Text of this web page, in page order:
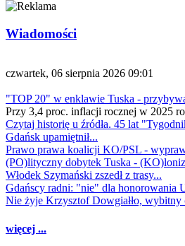
Wiadomości
czwartek, 06 sierpnia 2026 09:01
"TOP 20" w enklawie Tuska -
Przy 3,4 proc. inflacji rocznej w 2025
Czytaj historię u źródła. 45 lat
Gdańsk upamiętnił...
Prawo prawa koalicji KO/PSL -
(PO)lityczny dobytek Tuska -
Włodek Szymański zszedł z trasy...
Gdańscy radni: "nie" dla honorowania
Nie żyje Krzysztof Dowgiałło,
więcej ...